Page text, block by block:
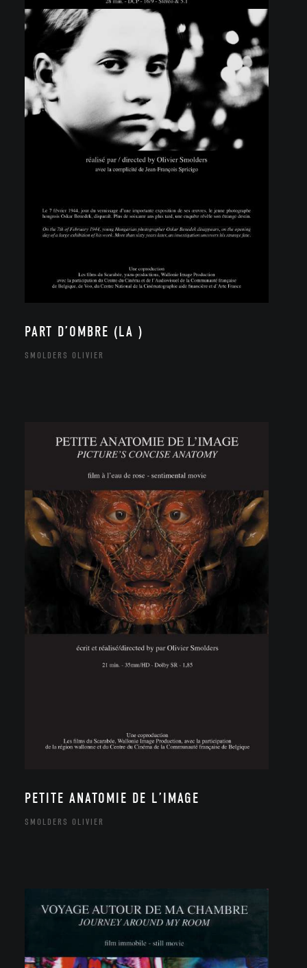
PART D’OMBRE (LA )
SMOLDERS OLIVIER
PETITE ANATOMIE DE L’IMAGE
SMOLDERS OLIVIER